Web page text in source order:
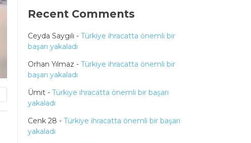
Recent Comments
Ceyda Saygılı - Türkiye ihracatta önemli bir
başarı yakaladı
Orhan Yılmaz - Türkiye ihracatta önemli bir
başarı yakaladı
Ümit - Türkiye ihracatta önemli bir başarı
yakaladı
Cenk 28 - Türkiye ihracatta önemli bir başarı
yakaladı